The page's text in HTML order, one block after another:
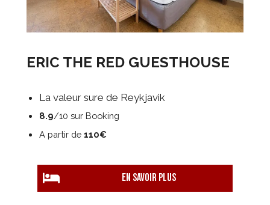
ERIC THE RED GUESTHOUSE
La valeur sure de Reykjavik
8.9/10 sur Booking
A partir de 110€
EN savoir plus